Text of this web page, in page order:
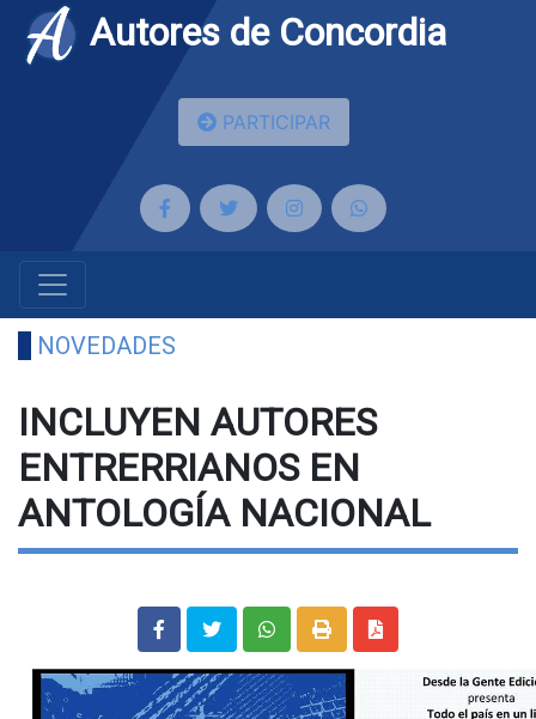
Autores de Concordia
PARTICIPAR
NOVEDADES
INCLUYEN AUTORES
ENTRERRIANOS EN
ANTOLOGÍA NACIONAL